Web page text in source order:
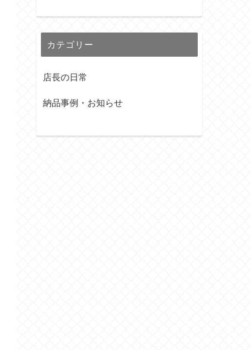
カテゴリー
店長の日常
納品事例・お知らせ